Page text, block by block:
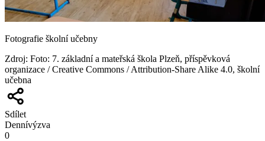
Fotografie školní učebny
Zdroj: Foto: 7. základní a mateřská škola Plzeň, příspěvková
organizace / Creative Commons / Attribution-Share Alike 4.0, školní
učebna
Sdílet
Dennívýzva
0